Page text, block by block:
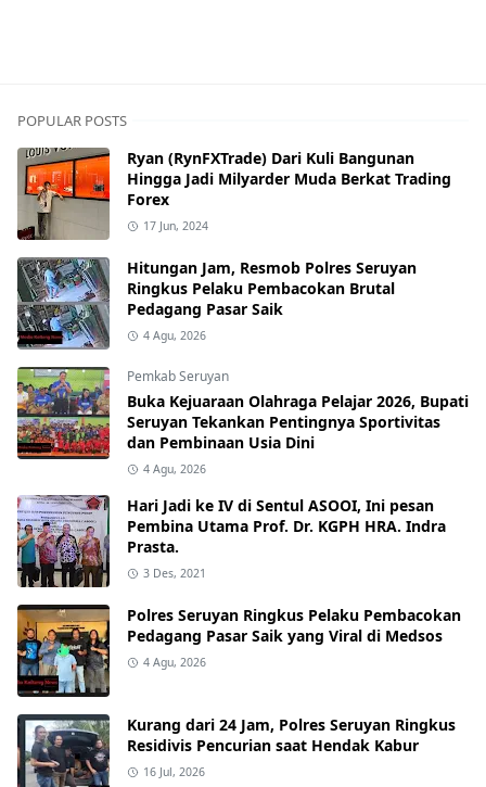
POPULAR POSTS
Ryan (RynFXTrade) Dari Kuli Bangunan
Hingga Jadi Milyarder Muda Berkat Trading
Forex
17 Jun, 2024
Hitungan Jam, Resmob Polres Seruyan
Ringkus Pelaku Pembacokan Brutal
Pedagang Pasar Saik
4 Agu, 2026
Pemkab Seruyan
Buka Kejuaraan Olahraga Pelajar 2026, Bupati
Seruyan Tekankan Pentingnya Sportivitas
dan Pembinaan Usia Dini
4 Agu, 2026
Hari Jadi ke IV di Sentul ASOOI, Ini pesan
Pembina Utama Prof. Dr. KGPH HRA. Indra
Prasta.
3 Des, 2021
Polres Seruyan Ringkus Pelaku Pembacokan
Pedagang Pasar Saik yang Viral di Medsos
4 Agu, 2026
Kurang dari 24 Jam, Polres Seruyan Ringkus
Residivis Pencurian saat Hendak Kabur
16 Jul, 2026